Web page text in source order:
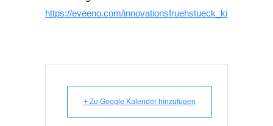
https://eveeno.com/innovationsfruehstueck_ki
+ Zu Google Kalender hinzufügen